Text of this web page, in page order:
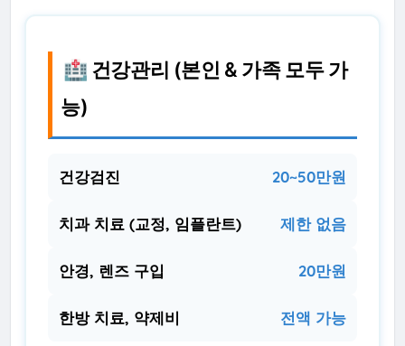
🏥 건강관리 (본인 & 가족 모두 가
능)
건강검진 20~50만원
치과 치료 (교정, 임플란트) 제한 없음
안경, 렌즈 구입 20만원
한방 치료, 약제비 전액 가능